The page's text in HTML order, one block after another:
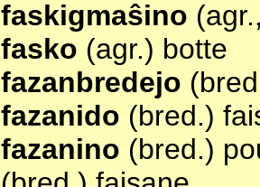
faskigmaŝino
fasko (agr.) botte
fazanbredejo
fazanido (bred.)
fazanino (bred.)